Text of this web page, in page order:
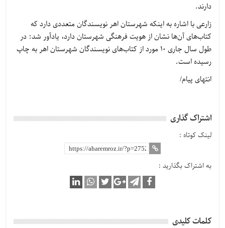
دارند.
زارعی با اشاره به اینکه شهرستان اهر نویسندگان متعددی دارد که
کتاب‌های آن‌ها نشان از هویت فرهنگی شهرستان دارد، یادآور شد: در
طول سال جاری 10 مورد از کتاب‌های نویسندگان شهرستان اهر به چاپ
رسیده است.
انتهای پیام/
اشتراک گذاری
لینک کوتاه :
به اشتراک بگذارید :
کلمات کلیدی